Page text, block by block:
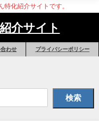
特化紹介サイトです。
介サイト
わせ プライバシーポリシー
検索